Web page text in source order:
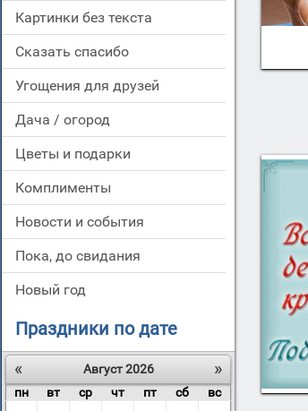
картинки без текста
сказать спасибо
угощения для друзей
дача / огород
цветы и подарки
комплименты
новости и события
пока, до свидания
новый год
Праздники по дате
«
»
Август 2026
пн
вт ср чт пт сб
вс